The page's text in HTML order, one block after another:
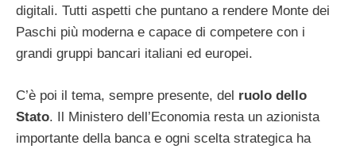
digitali. Tutti aspetti che puntano a rendere Monte dei
Paschi più moderna e capace di competere con i
grandi gruppi bancari italiani ed europei.
C’è poi il tema, sempre presente, del ruolo dello
Stato. Il Ministero dell’Economia resta un azionista
importante della banca e ogni scelta strategica ha